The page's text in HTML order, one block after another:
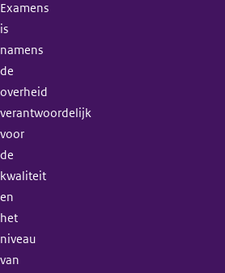
Examens
is
namens
de
overheid
verantwoordelijk
voor
de
kwaliteit
en
het
niveau
van